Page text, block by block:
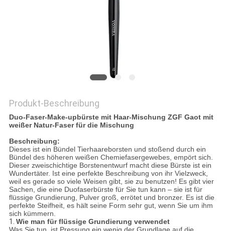
Produkt-Beschreibung
Duo-Faser-Make-upbürste mit Haar-Mischung ZGF Gaot mit
weißer Natur-Faser für die Mischung
Beschreibung:
Dieses ist ein Bündel Tierhaareborsten und stoßend durch ein
Bündel des höheren weißen Chemiefasergewebes, empört sich.
Dieser zweischichtige Borstenentwurf macht diese Bürste ist ein
Wundertäter. Ist eine perfekte Beschreibung von ihr Vielzweck,
weil es gerade so viele Weisen gibt, sie zu benutzen! Es gibt vier
Sachen, die eine Duofaserbürste für Sie tun kann – sie ist für
flüssige Grundierung, Pulver groß, errötet und bronzer. Es ist die
perfekte Steifheit, es hält seine Form sehr gut, wenn Sie um ihm
sich kümmern.
1. Wie man für flüssige Grundierung verwendet